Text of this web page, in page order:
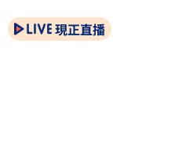
現正直播